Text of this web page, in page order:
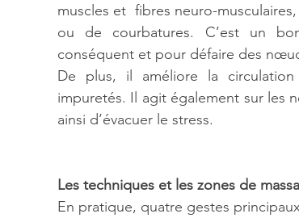
muscles et  fibres neuro-
ou de courbatures. C’est un
conséquent et pour défaire des
De plus, il améliore la circulation
impuretés. Il agit également sur les
ainsi d’évacuer le stress.
Les techniques et les zones de
En pratique, quatre gestes